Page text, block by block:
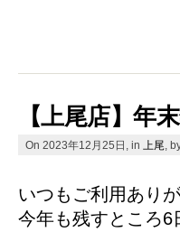
【上尾店】年
On 2023年12月25日, in 上尾 ,
いつもご利用あり
今年も残すところ6